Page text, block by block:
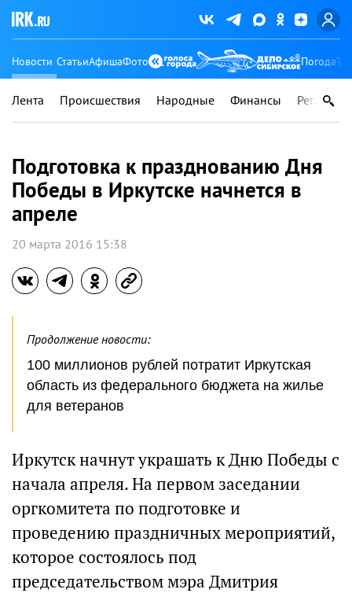
Новости СтатьиАфишаФото Погода
Лента Происшествия Народные Финансы Регионы
Подготовка к празднованию Дня
Победы в Иркутске начнется в
апреле
20 марта 2016 15:38
Продолжение новости:
100 миллионов рублей потратит Иркутская
область из федерального бюджета на жилье
для ветеранов
Иркутск начнут украшать к Дню Победы с
начала апреля. На первом заседании
оргкомитета по подготовке и
проведению праздничных мероприятий,
которое состоялось под
председательством мэра Дмитрия